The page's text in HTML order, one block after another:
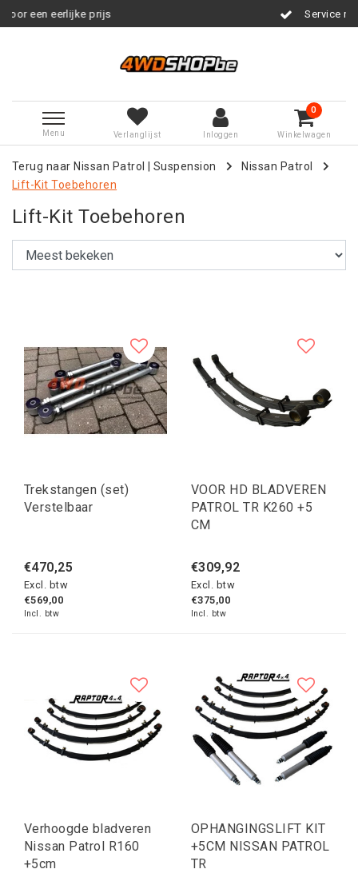
Service na verkoop
Menu Verlanglijst Inloggen
0
Winkelwagen
Terug naar Nissan Patrol Suspension
Nissan Patrol
Lift-Kit Toebehoren
Lift-Kit Toebehoren
Trekstangen (set)
Verstelbaar
€470,25
Excl. btw
€569,00
Incl. btw
VOOR HD BLADVEREN
PATROL TR K260 +5
CM
€309,92
Excl. btw
€375,00
Incl. btw
Verhoogde bladveren
Nissan Patrol R160
+5cm
OPHANGINGSLIFT KIT
+5CM NISSAN PATROL
TR